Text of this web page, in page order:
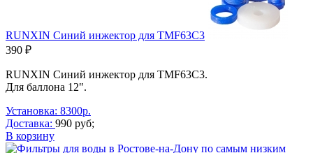
RUNXIN Синий инжектор для TMF63C3
390 ₽
RUNXIN Синий инжектор для TMF63C3.
Для баллона 12".
Установка: 8300р.
Доставка: 990 руб;
В корзину